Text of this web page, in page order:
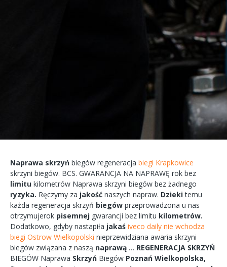
Naprawa skrzyń biegów regeneracja biegi Krapkowice
skrzyni biegów. BCS. GWARANCJA NA NAPRAWĘ rok bez
limitu kilometrów Naprawa skrzyni biegów bez żadnego
ryzyka. Ręczymy za jakość naszych napraw. Dziekitemu
każda regeneracja skrzyń biegów przeprowadzona u nas
otrzymujerok pisemnej gwarancji bez limitu kilometrów.
Dodatkowo, gdyby nastapiła jakaś iveco daily nie wchodza
biegi Ostrow Wielkopolski nieprzewidziana awaria skrzyni
biegów związana z naszą naprawą … REGENERACJA SKRZYŃ
BIEGÓW Naprawa Skrzyń Biegów Poznań Wielkopolska,